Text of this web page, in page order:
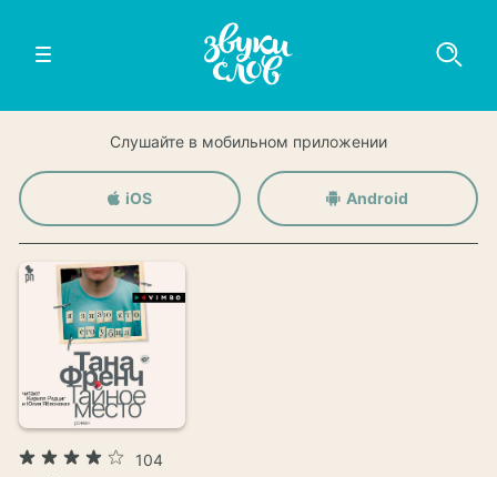
Слушайте в мобильном приложении
iOS Android
104